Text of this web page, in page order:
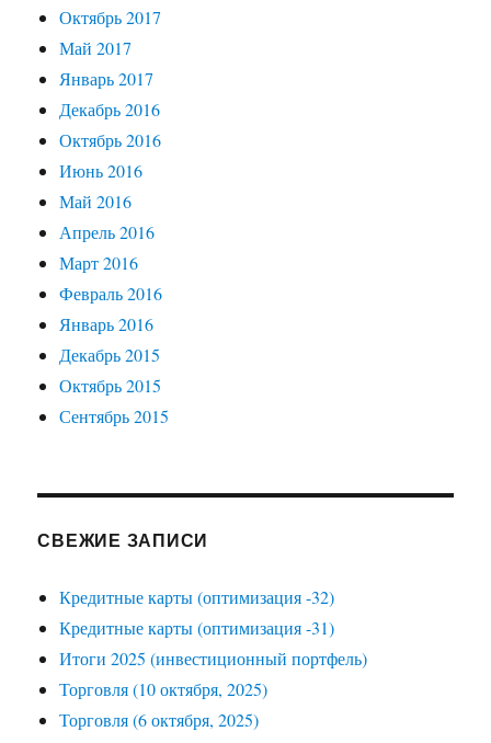
Октябрь 2017
Май 2017
Январь 2017
Декабрь 2016
Октябрь 2016
Июнь 2016
Май 2016
Апрель 2016
Март 2016
Февраль 2016
Январь 2016
Декабрь 2015
Октябрь 2015
Сентябрь 2015
СВЕЖИЕ ЗАПИСИ
Кредитные карты (оптимизация -32)
Кредитные карты (оптимизация -31)
Итоги 2025 (инвестиционный портфель)
Торговля (10 октября, 2025)
Торговля (6 октября, 2025)